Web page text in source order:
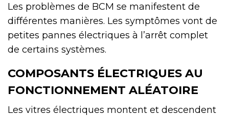
Les problèmes de BCM se manifestent de
différentes manières. Les symptômes vont de
petites pannes électriques à l’arrêt complet
de certains systèmes.
COMPOSANTS ÉLECTRIQUES AU
FONCTIONNEMENT ALÉATOIRE
Les vitres électriques montent et descendent